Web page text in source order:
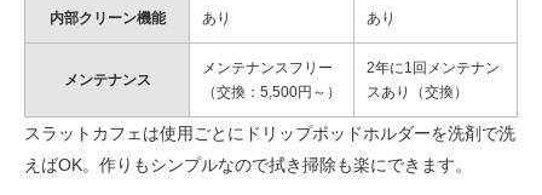
内部クリーン機能 あり あり
メンテナンス
メンテナンスフリー
（交換：5,500円～）
2年に1回メンテナン
スあり（交換）
スラットカフェは使用ごとにドリップポッドホルダーを洗剤で洗
えばOK。作りもシンプルなので拭き掃除も楽にできます。